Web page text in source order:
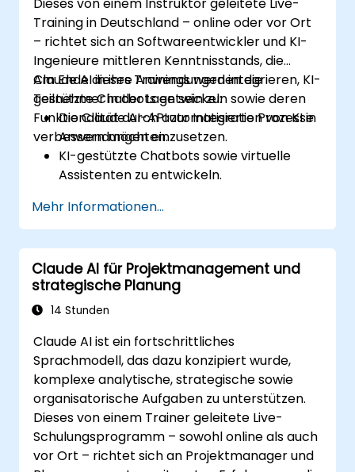
Training in Deutschland – online oder vor Ort
– richtet sich an Softwareentwickler und KI-
Ingenieure mittleren Kenntnisstands, die
Claude AI in ihre Anwendungen integrieren, KI-
gestützte Chatbots entwickeln sowie deren
Funktionalität durch automatisierte Prozesse
verbessern möchten.
Am Ende dieses Trainings werden die
Teilnehmer in der Lage sein zu:
Die Claude AI-API zur Integration von KI in
Anwendungen einzusetzen.
KI-gestützte Chatbots sowie virtuelle
Assistenten zu entwickeln.
Prozesse und Verarbeitung natürlicher
Sprache zu erweitern.
Claude AI-Modelle für verschiedene
Anwendungsfälle zu optimieren und
feinabzustimmen.
Mehr Informationen...
Claude AI für Projektmanagement und
strategische Planung
14 Stunden
Claude AI ist ein fortschrittliches
Sprachmodell, das dazu konzipiert wurde,
komplexe analytische, strategische sowie
organisatorische Aufgaben zu unterstützen.
Dieses von einem Trainer geleitete Live-
Schulungsprogramm – sowohl online als auch
vor Ort – richtet sich an Projektmanager und